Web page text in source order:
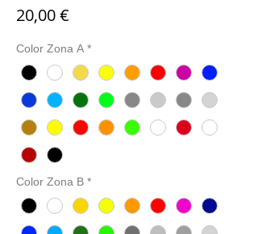
20,00 €
Color Zona A *
Color Zona B *